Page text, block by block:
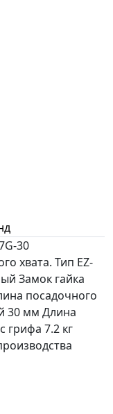
30
хвата. Тип EZ-
Замок гайка
посадочного
30 мм Длина
грифа 7.2 кг